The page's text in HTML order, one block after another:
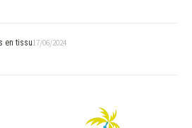
en tissu17/06/2024